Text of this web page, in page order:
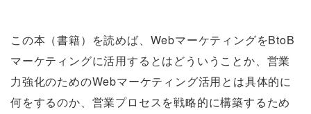
この本（書籍）を読めば、WebマーケティングをBtoB
マーケティングに活用するとはどういうことか、営業
力強化のためのWebマーケティング活用とは具体的に
何をするのか、営業プロセスを戦略的に構築するため